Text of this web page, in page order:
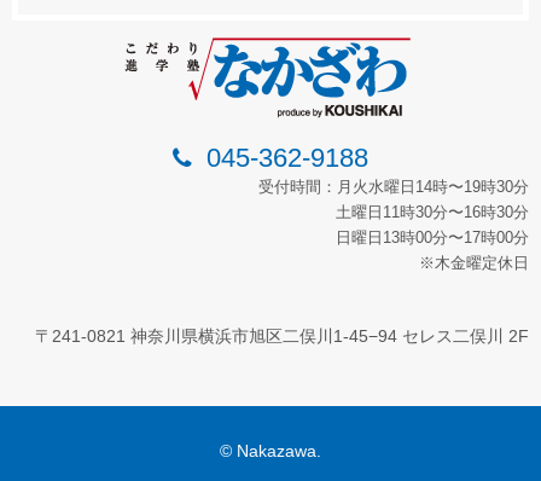
045-362-9188
受付時間：月火水曜日14時〜19時30分
土曜日11時30分〜16時30分
日曜日13時00分〜17時00分
※木金曜定休日
〒241-0821 神奈川県横浜市旭区二俣川1-45−94 セレス二俣川 2F
© Nakazawa.